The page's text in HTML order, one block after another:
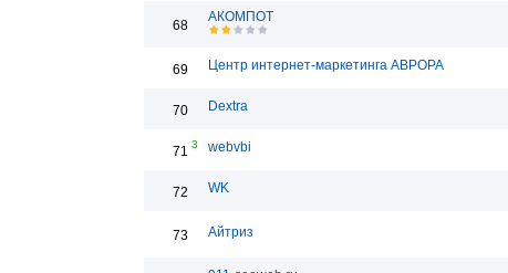
68
АКОМПОТ
69 Центр интернет-маркетинга АВРОРА
70 Dextra
71 3 webvbi
72 WK
73 Айтриз